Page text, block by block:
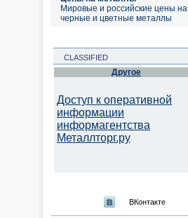
Мировые и российские цены на
черные и цветные металлы
CLASSIFIED
Другое
Доступ к оперативной
информации
информагентства
Металлторг.ру
ВКонтакте